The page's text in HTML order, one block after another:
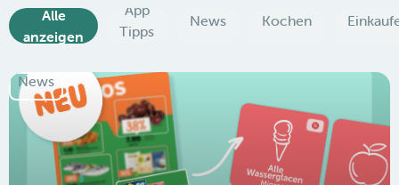
Alle
anzeigen
App
Tipps
News Kochen
News